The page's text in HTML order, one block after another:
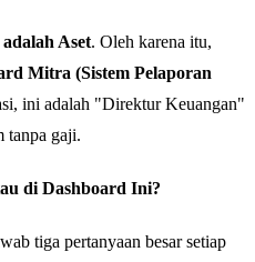
Aset. Oleh karena itu,
Mitra (Sistem Pelaporan
ini adalah "Direktur Keuangan"
tanpa gaji.
di Dashboard Ini?
tiga pertanyaan besar setiap